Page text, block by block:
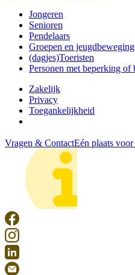
Jongeren
Senioren
Pendelaars
Groepen en
(dagjes)Toeristen
Personen met beperking of
Zakelijk
Privacy
Toegankelijkheid
Vragen & ContactEén plaats